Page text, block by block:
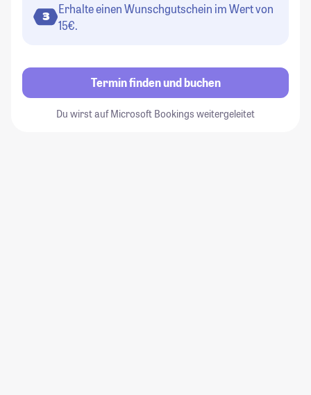
3
Erhalte einen Wunschgutschein im Wert von
15€.
Termin finden und buchen
Du wirst auf Microsoft Bookings weitergeleitet